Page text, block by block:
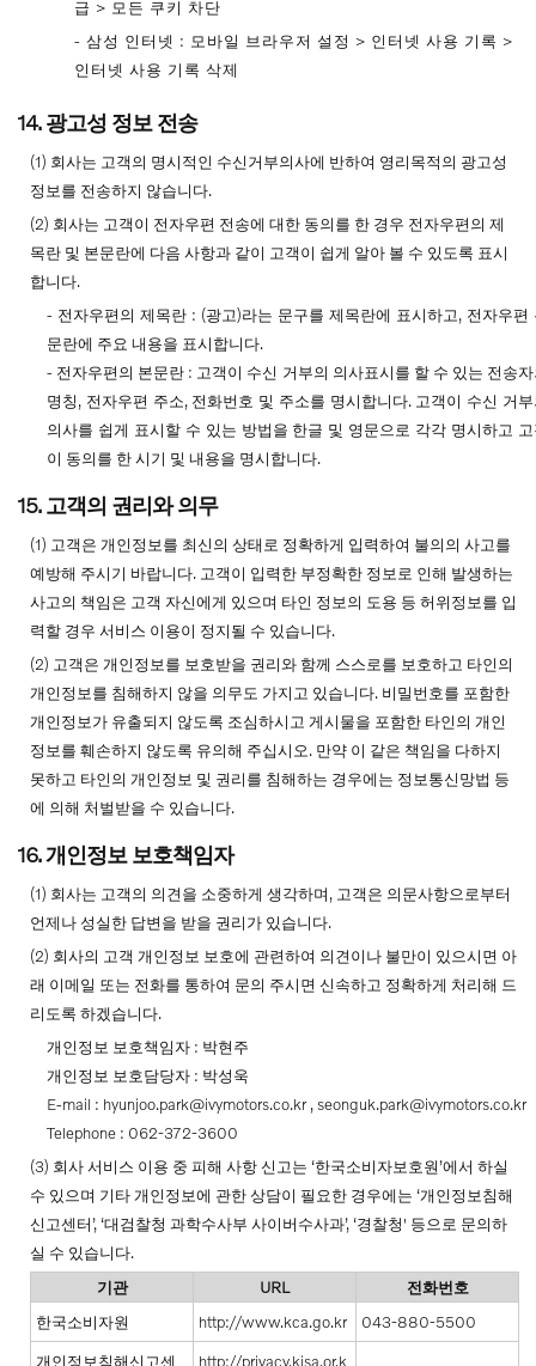
급 > 모든 쿠키 차단
- 삼성 인터넷 : 모바일 브라우저 설정 > 인터넷 사용 기록 >
인터넷 사용 기록 삭제
14. 광고성 정보 전송
(1) 회사는 고객의 명시적인 수신거부의사에 반하여 영리목적의 광고성
정보를 전송하지 않습니다.
(2) 회사는 고객이 전자우편 전송에 대한 동의를 한 경우 전자우편의 제
목란 및 본문란에 다음 사항과 같이 고객이 쉽게 알아 볼 수 있도록 표시
합니다.
- 전자우편의 제목란 : (광고)라는 문구를 제목란에 표시하고, 전자우편
문란에 주요 내용을 표시합니다.
- 전자우편의 본문란 : 고객이 수신 거부의 의사표시를 할 수 있는 전송
명칭, 전자우편 주소, 전화번호 및 주소를 명시합니다. 고객이 수신 거
의사를 쉽게 표시할 수 있는 방법을 한글 및 영문으로 각각 명시하고
이 동의를 한 시기 및 내용을 명시합니다.
15. 고객의 권리와 의무
(1) 고객은 개인정보를 최신의 상태로 정확하게 입력하여 불의의 사고를
예방해 주시기 바랍니다. 고객이 입력한 부정확한 정보로 인해 발생하는
사고의 책임은 고객 자신에게 있으며 타인 정보의 도용 등 허위정보를 입
력할 경우 서비스 이용이 정지될 수 있습니다.
(2) 고객은 개인정보를 보호받을 권리와 함께 스스로를 보호하고 타인의
개인정보를 침해하지 않을 의무도 가지고 있습니다. 비밀번호를 포함한
개인정보가 유출되지 않도록 조심하시고 게시물을 포함한 타인의 개인
정보를 훼손하지 않도록 유의해 주십시오. 만약 이 같은 책임을 다하지
못하고 타인의 개인정보 및 권리를 침해하는 경우에는 정보통신망법 등
에 의해 처벌받을 수 있습니다.
16. 개인정보 보호책임자
(1) 회사는 고객의 의견을 소중하게 생각하며, 고객은 의문사항으로부터
언제나 성실한 답변을 받을 권리가 있습니다.
(2) 회사의 고객 개인정보 보호에 관련하여 의견이나 불만이 있으시면 아
래 이메일 또는 전화를 통하여 문의 주시면 신속하고 정확하게 처리해 드
리도록 하겠습니다.
개인정보 보호책임자 : 박현주
개인정보 보호담당자 : 박성욱
E-mail : hyunjoo.park@ivymotors.co.kr,seonguk.park@ivymotors.co.kr
Telephone : 062-372-3600
(3) 회사 서비스 이용 중 피해 사항 신고는 ‘한국소비자보호원’에서 하실
수 있으며 기타 개인정보에 관한 상담이 필요한 경우에는 ‘개인정보침해
신고센터’, ‘대검찰청 과학수사부 사이버수사과’, ‘경찰청' 등으로 문의하
실 수 있습니다.
기관
URL
전화번호
한국소비자원
http://www.kca.go.kr 043-880-5500
개인정보침해신고센 http://privacy.kisa.or.k